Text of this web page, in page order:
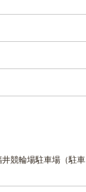
競輪場駐車場（駐車